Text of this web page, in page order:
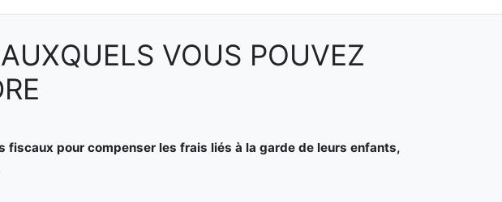
VOUS POUVEZ
pour compenser les frais liés à la garde de leurs enfants,